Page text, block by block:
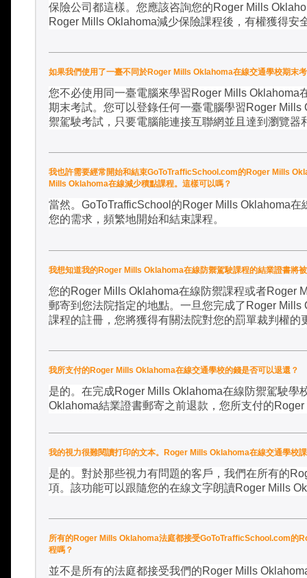
保險公司都這樣。您應該咨詢您的Roger Mills
Roger Mills Oklahoma減少保險課程後，有權獲得安
如果我們使用了一臺不同於Roger Mills Oklahoma在線交通學校期末
您不必使用同一臺電腦來學習Roger Mills Oklahoma
期末考試。您可以登錄任何一臺電腦學習Roger Mills
禦駕駛考試，只要電腦能連接互聯網並且達到瀏覽器
我也許需要經常開始和結束GoToTrafficSchool.com的Roger Mills
Mills Oklahoma在線減少積點課程。這樣可以嗎？
當然。 GoToTrafficSchool 的Roger Mills Oklahoma在
您的需求，頻繁地開始和結束課程。
我想知道我的Roger Mills Oklahoma在線防禦駕駛課程的結業證書將
您的Roger Mills Oklahoma在線防禦課程或者Roger
郵寄到您法院指定的地點。一旦您完成了 Roger Mills
課程的註冊，您將獲得有關法院對您的罰單裁判權的
我所支付的Roger Mills Oklahoma在線交通學校的錢是否可以退還？
是的。在完成Roger Mills Oklahoma在線防禦駕駛學
Oklahoma結業證書郵寄之前退款，您所支付的
我的視力很難閱讀打印的文本。Roger Mills Oklahoma在線交通學校
是的。對於那些視力有問題的客戶，我們在所有的
項。該功能可以跟隨您的在線文字朗讀Roger Mills
所有的Roger Mills Oklahoma法庭都接受GoToTrafficSchool.com的
程嗎？
並不是所有的法庭都接受我們的Roger Mills